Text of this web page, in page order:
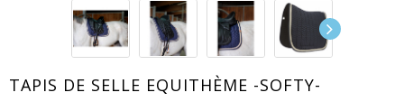
TAPIS DE SELLE EQUITHÈME -SOFTY-